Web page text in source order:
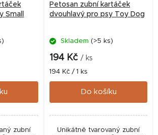
Small
zubní
Petosan zubní kartáček
dvouhlavý pro psy Toy Dog
Skladem (>5 ks)
194 Kč / ks
Měrná
cena:
194 Kč / 1 ks
Do košíku
Unikátně tvarovaný zubní